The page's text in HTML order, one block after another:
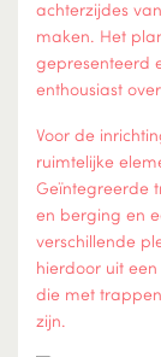
achterzijdes
maken. Het
gepresenteerd
enthousiast
Voor de
ruimtelijke
Geïntegreerde
en berging en
verschillende
hierdoor uit
die met
zijn.